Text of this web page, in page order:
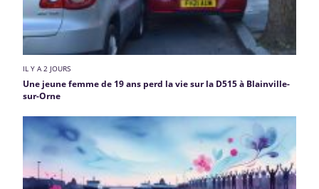
IL Y A 2 JOURS
Une jeune femme de 19 ans perd la vie sur la D515 à Blainville-
sur-Orne